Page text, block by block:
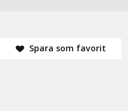
Spara som favorit